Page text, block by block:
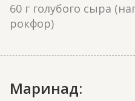
60 г голубого сыра
рокфор)
Маринад: